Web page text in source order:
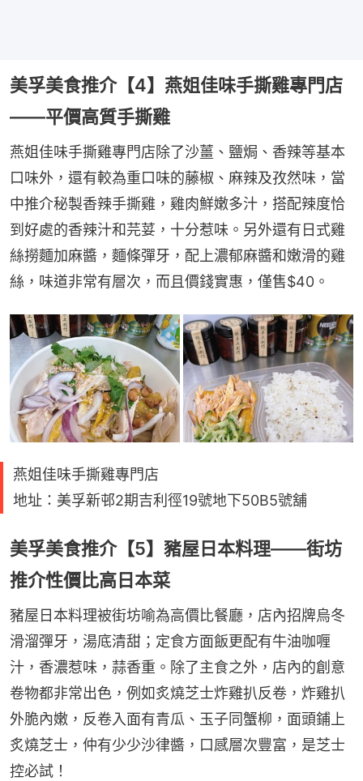
美孚美食推介【4】燕姐佳味手撕雞專門店
——平價高質手撕雞
燕姐佳味手撕雞專門店除了沙薑、鹽焗、香辣等基本
口味外，還有較為重口味的藤椒、麻辣及孜然味，當
中推介秘製香辣手撕雞，雞肉鮮嫩多汁，搭配辣度恰
到好處的香辣汁和芫荽，十分惹味。另外還有日式雞
絲撈麵加麻醬，麵條彈牙，配上濃郁麻醬和嫩滑的雞
絲，味道非常有層次，而且價錢實惠，僅售$40。
燕姐佳味手撕雞專門店
地址：美孚新邨2期吉利徑19號地下50B5號舖
美孚美食推介【5】豬屋日本料理——街坊
推介性價比高日本菜
豬屋日本料理被街坊喻為高價比餐廳，店內招牌烏冬
滑溜彈牙，湯底清甜；定食方面飯更配有牛油咖喱
汁，香濃惹味，蒜香重。除了主食之外，店內的創意
卷物都非常出色，例如炙燒芝士炸雞扒反卷，炸雞扒
外脆內嫩，反卷入面有青瓜、玉子同蟹柳，面頭鋪上
炙燒芝士，仲有少少沙律醬，口感層次豐富，是芝士
控必試！